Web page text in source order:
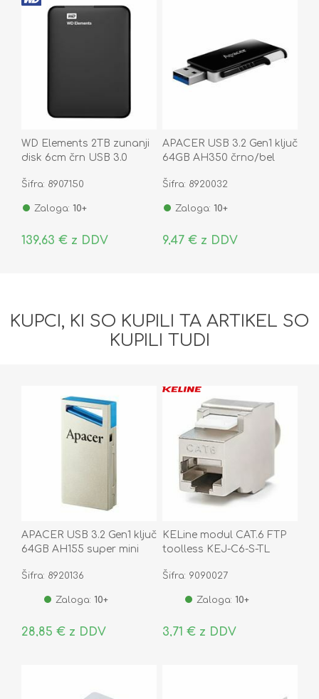
WD Elements 2TB zunanji
disk 6cm črn USB 3.0
Šifra: 8907150
Zaloga: 10+
139,63 € z DDV
APACER USB 3.2 Gen1 ključ
64GB AH350 črno/bel
Šifra: 8920032
Zaloga: 10+
9,47 € z DDV
KUPCI, KI SO KUPILI TA ARTIKEL SO
KUPILI TUDI
APACER USB 3.2 Gen1 ključ
64GB AH155 super mini
Šifra: 8920136
Zaloga: 10+
28,85 € z DDV
KELine modul CAT.6 FTP
toolless KEJ-C6-S-TL
Šifra: 9090027
Zaloga: 10+
3,71 € z DDV